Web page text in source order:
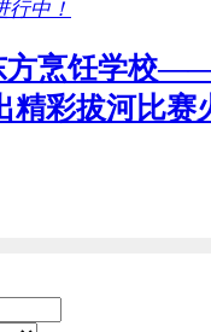
方烹饪学校
精彩拔河比赛